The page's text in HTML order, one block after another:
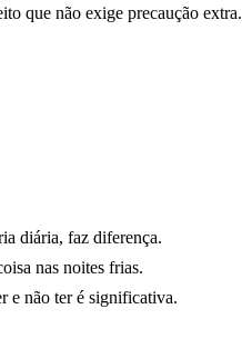
que não exige precaução
diária, faz diferença.
nas noites frias.
e não ter é significativa.